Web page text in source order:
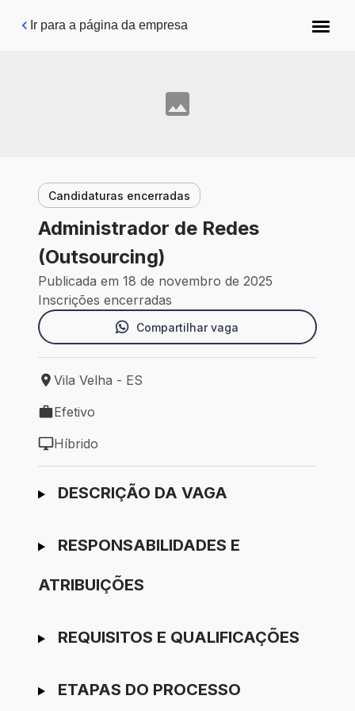
Pular para o conteúdo principal
Ir para a página da empresa
Candidaturas encerradas
Administrador de Redes
(Outsourcing)
Publicada em 18 de novembro de 2025
Inscrições encerradas
Compartilhar vaga
Local de trabalho: Vila Velha - ES
Vila Velha - ES
Tipo de vaga: Efetivo
Efetivo
Modelo de trabalho: Híbrido
Híbrido
Ir para candidatura
DESCRIÇÃO DA VAGA
RESPONSABILIDADES E
ATRIBUIÇÕES
REQUISITOS E QUALIFICAÇÕES
ETAPAS DO PROCESSO